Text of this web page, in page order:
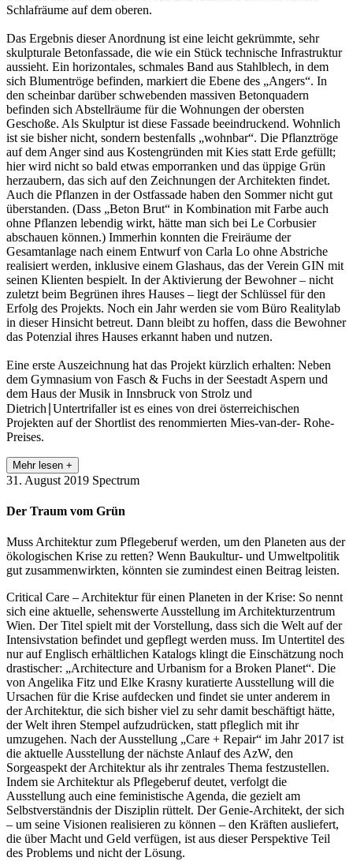
Schlafräume auf dem oberen.
Das Ergebnis dieser Anordnung ist eine leicht gekrümmte, sehr
skulpturale Betonfassade, die wie ein Stück technische Infrastruktur
aussieht. Ein horizontales, schmales Band aus Stahlblech, in dem
sich Blumentröge befinden, markiert die Ebene des „Angers“. In
den scheinbar darüber schwebenden massiven Betonquadern
befinden sich Abstellräume für die Wohnungen der obersten
Geschoße. Als Skulptur ist diese Fassade beeindruckend. Wohnlich
ist sie bisher nicht, sondern bestenfalls „wohnbar“. Die Pflanztröge
auf dem Anger sind aus Kostengründen mit Kies statt Erde gefüllt;
hier wird nicht so bald etwas emporranken und das üppige Grün
herzaubern, das sich auf den Zeichnungen der Architekten findet.
Auch die Pflanzen in der Ostfassade haben den Sommer nicht gut
überstanden. (Dass „Beton Brut“ in Kombination mit Farbe auch
ohne Pflanzen lebendig wirkt, hätte man sich bei Le Corbusier
abschauen können.) Immerhin konnten die Freiräume der
Gesamtanlage nach einem Entwurf von Carla Lo ohne Abstriche
realisiert werden, inklusive einem Glashaus, das der Verein GIN mit
seinen Klienten bespielt. In der Aktivierung der Bewohner – nicht
zuletzt beim Begrünen ihres Hauses – liegt der Schlüssel für den
Erfolg des Projekts. Noch ein Jahr werden sie vom Büro Realitylab
in dieser Hinsicht betreut. Dann bleibt zu hoffen, dass die Bewohner
das Potenzial ihres Hauses erkannt haben und nutzen.
Eine erste Auszeichnung hat das Projekt kürzlich erhalten: Neben
dem Gymnasium von Fasch & Fuchs in der Seestadt Aspern und
dem Haus der Musik in Innsbruck von Strolz und
Dietrich∣Untertrifaller ist es eines von drei österreichischen
Projekten auf der Shortlist des renommierten Mies-van-der- Rohe-
Preises.
Mehr lesen +
31. August 2019 Spectrum
Der Traum vom Grün
Muss Architektur zum Pflegeberuf werden, um den Planeten aus der
ökologischen Krise zu retten? Wenn Baukultur- und Umweltpolitik
gut zusammenwirkten, könnten sie zumindest einen Beitrag leisten.
Critical Care – Architektur für einen Planeten in der Krise: So nennt
sich eine aktuelle, sehenswerte Ausstellung im Architekturzentrum
Wien. Der Titel spielt mit der Vorstellung, dass sich die Welt auf der
Intensivstation befindet und gepflegt werden muss. Im Untertitel des
nur auf Englisch erhältlichen Katalogs klingt die Einschätzung noch
drastischer: „Architecture and Urbanism for a Broken Planet“. Die
von Angelika Fitz und Elke Krasny kuratierte Ausstellung will die
Ursachen für die Krise aufdecken und findet sie unter anderem in
der Architektur, die sich bisher viel zu sehr damit beschäftigt hätte,
der Welt ihren Stempel aufzudrücken, statt pfleglich mit ihr
umzugehen. Nach der Ausstellung „Care + Repair“ im Jahr 2017 ist
die aktuelle Ausstellung der nächste Anlauf des AzW, den
Sorgeaspekt der Architektur als ihr zentrales Thema festzustellen.
Indem sie Architektur als Pflegeberuf deutet, verfolgt die
Ausstellung auch eine feministische Agenda, die gezielt am
Selbstverständnis der Disziplin rüttelt. Der Genie-Architekt, der sich
– um seine Visionen realisieren zu können – den Kräften ausliefert,
die über Macht und Geld verfügen, ist aus dieser Perspektive Teil
des Problems und nicht der Lösung.